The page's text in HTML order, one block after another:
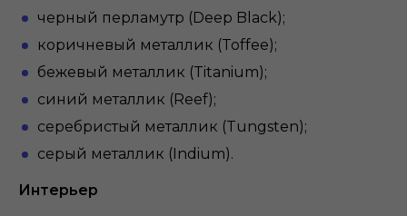
черный перламутр (Deep Black);
коричневый металлик (Toffee);
бежевый металлик (Titanium);
синий металлик (Reef);
серебристый металлик (Tungsten);
серый металлик (Indium).
Интерьер